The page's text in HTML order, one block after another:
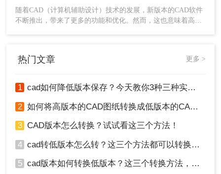
4、转换完成，点击下载即可，如果还需要继续转
换，可以点击继续添加。
1、文件兼容性：在转换CAD版本时，请确保目标版
本与您的需求相匹配，并了解该版本是否支持原始
降级的方法。
随着CAD（计算机辅助设计）技术的发展，新版本的CAD软件
不断推出，带来了更多的功能和优化。然而，这也意味着高版
目标。
热门文章 更多 >
1 cad如何降低版本保存？今天教你3种三种实用方法对比！
2 如何将高版本的CAD图纸转换成低版本的CAD图纸？3种实用方法对比！
3 CAD版本怎么转换？试试看这三个方法！
4 cad转低版本怎么转？这三个方法都可以转换版本！
5 cad版本如何转换低版本？这三个转换方法，你一定要学会！